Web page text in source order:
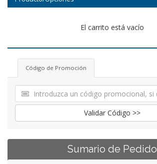
El carrito está vacío
Código de Promoción
Validar Código >>
Sumario de Pedido